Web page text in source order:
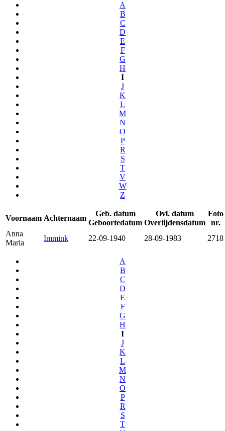
A
B
C
D
E
F
G
H
I
J
K
L
M
N
O
P
R
S
T
V
W
Z
Voornaam Achternaam
Geb. datum
Geboortedatum
Ovl. datum
Overlijdensdatum
Foto
nr.
Anna
Maria
Immink 22-09-1940 28-09-1983 2718
A
B
C
D
E
F
G
H
I
J
K
L
M
N
O
P
R
S
T